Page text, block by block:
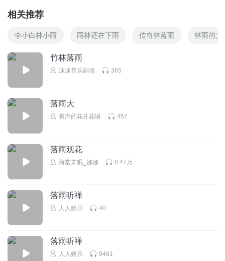
相关推荐
李小白林小雨 雨林还在下雨 传奇林蓝雨 林雨的妄
竹林落雨
沫沫音乐剧场 365
落雨大
有声的花开花谢 457
落雨观花
海棠未眠_娜娜 8.47万
落雨听禅
人人娱乐 40
落雨听禅
人人娱乐 9461